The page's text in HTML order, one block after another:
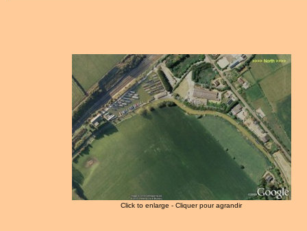
Click to enlarge - Cliquer pour agrandir